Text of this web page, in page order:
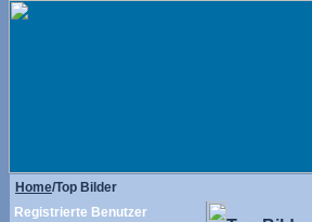
Home/Top Bilder
Registrierte Benutzer